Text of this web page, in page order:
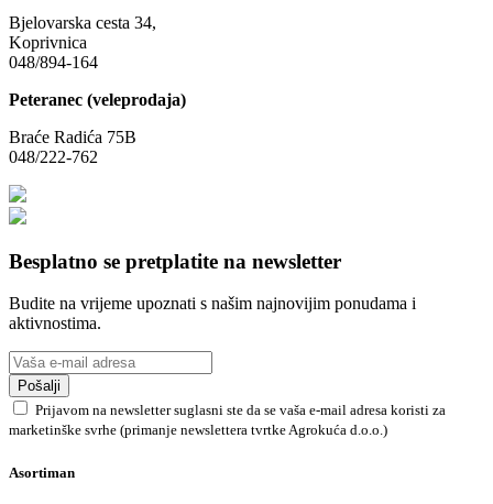
Bjelovarska cesta 34,
Koprivnica
048/894-164
Peteranec (veleprodaja)
Braće Radića 75B
048/222-762
Besplatno se pretplatite na newsletter
Budite na vrijeme upoznati s našim najnovijim ponudama i
aktivnostima.
Pošalji
Prijavom na newsletter suglasni ste da se vaša e-mail adresa koristi za
marketinške svrhe (primanje newslettera tvrtke Agrokuća d.o.o.)
Asortiman